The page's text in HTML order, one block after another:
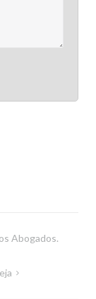
Abogados.